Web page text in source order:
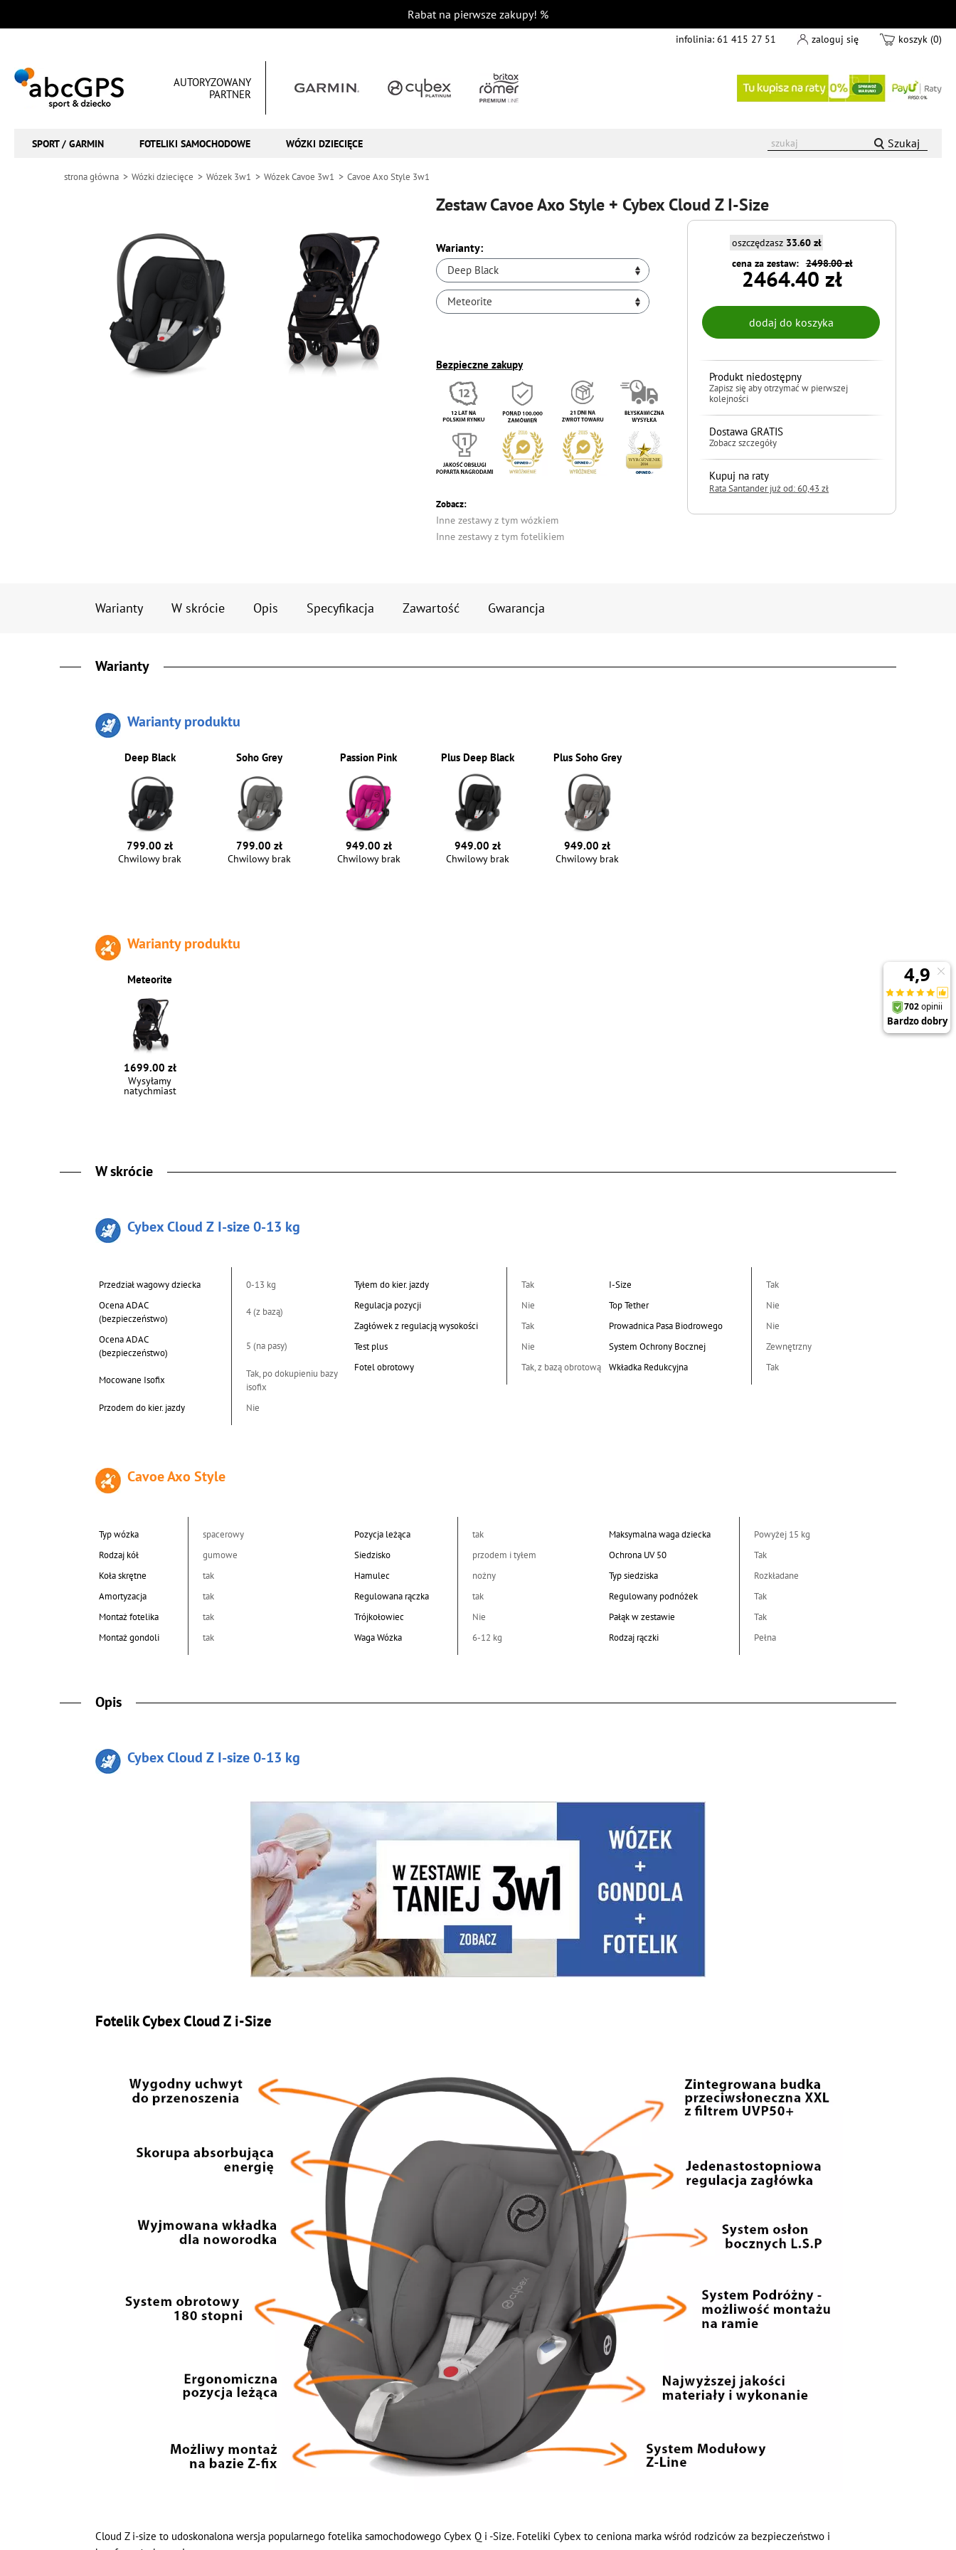
Rabat na pierwsze zakupy! %
infolinia: 61 415 27 51 zaloguj się koszyk (0)
AUTORYZOWANY
PARTNER
SPORT / GARMIN FOTELIKI SAMOCHODOWE WÓZKI DZIECIĘCE Szukaj
strona główna Wózki dziecięce Wózek 3w1 Wózek Cavoe 3w1 Cavoe Axo Style 3w1
Zestaw Cavoe Axo Style + Cybex Cloud Z I-Size
Warianty:
Deep Black
Meteorite
Bezpieczne zakupy
Zobacz:
Inne zestawy z tym wózkiem
Inne zestawy z tym fotelikiem
oszczędzasz 33.60 zł
2498.00 zł
cena za zestaw:
2464.40 zł
Produkt niedostępny
Zapisz się aby otrzymać w pierwszej
kolejności
Dostawa GRATIS
Zobacz szczegóły
Kupuj na raty
Rata Santander już od: 60,43 zł
Warianty W skrócie Opis Specyfikacja Zawartość Gwarancja
Warianty
Warianty produktu
Deep Black
799.00 zł
Chwilowy brak
Soho Grey
799.00 zł
Chwilowy brak
Passion Pink
949.00 zł
Chwilowy brak
Plus Deep Black
949.00 zł
Chwilowy brak
Plus Soho Grey
949.00 zł
Chwilowy brak
Warianty produktu
Meteorite
1699.00 zł
Wysyłamy
natychmiast
W skrócie
Cybex Cloud Z I-size 0-13 kg
Przedział wagowy dziecka
0-13 kg
Ocena ADAC
(bezpieczeństwo)
4 (z bazą)
Ocena ADAC
(bezpieczeństwo)
5 (na pasy)
Mocowane Isofix
Tak, po dokupieniu bazy
isofix
Przodem do kier. jazdy
Nie
Tyłem do kier. jazdy
Tak
Regulacja pozycji
Nie
Zagłówek z regulacją wysokości
Tak
Test plus
Nie
Fotel obrotowy
Tak, z bazą obrotową
I-Size
Tak
Top Tether
Nie
Prowadnica Pasa Biodrowego
Nie
System Ochrony Bocznej
Zewnętrzny
Wkładka Redukcyjna
Tak
Cavoe Axo Style
Typ wózka
spacerowy
Rodzaj kół
gumowe
Koła skrętne
tak
Amortyzacja
tak
Montaż fotelika
tak
Montaż gondoli
tak
Pozycja leżąca
tak
Siedzisko
przodem i tyłem
Hamulec
nożny
Regulowana rączka
tak
Trójkołowiec
Nie
Waga Wózka
6-12 kg
Maksymalna waga dziecka
Powyżej 15 kg
Ochrona UV 50
Tak
Typ siedziska
Rozkładane
Regulowany podnóżek
Tak
Pałąk w zestawie
Tak
Rodzaj rączki
Pełna
Opis
Cybex Cloud Z I-size 0-13 kg
Fotelik Cybex Cloud Z i-Size
Cloud Z i-size to udoskonalona wersja popularnego fotelika samochodowego Cybex Q i -Size. Foteliki Cybex to ceniona marka wśród rodziców za bezpieczeństwo i